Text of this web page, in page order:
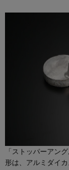
「ストッパーアン
形は、アルミダイカ